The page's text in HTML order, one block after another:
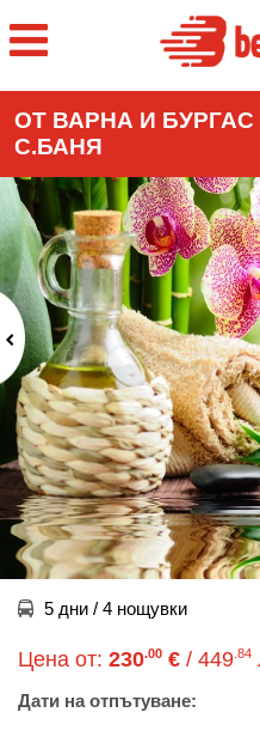
ОТ ВАРНА И
С.БАНЯ
5 дни / 4 нощувки
Цена от: 230.00 € / 449 .84
Дати на отпътуване: